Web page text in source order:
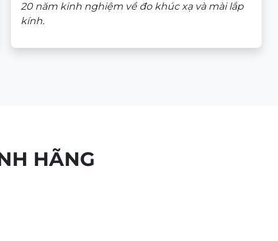
20 năm kinh nghiệm về đo khúc xạ và mài lắp
kính.
HÃNG